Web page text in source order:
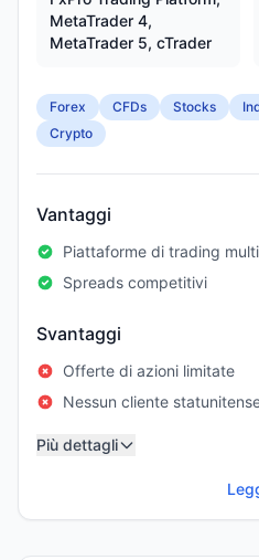
MetaTrader 4,
MetaTrader 5, cTrader
Forex CFDs Stocks
Crypto
Vantaggi
Piattaforme di trading
Spreads competitivi
Svantaggi
Offerte di azioni limitate
Nessun cliente
Più dettagli